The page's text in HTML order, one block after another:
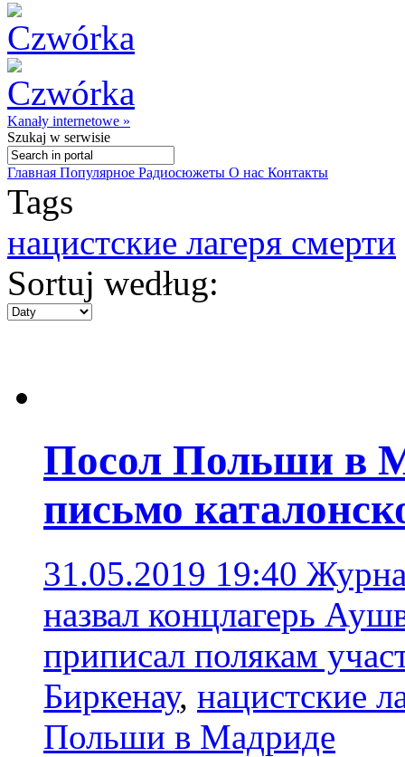
Kanały internetowe »
Szukaj w serwisie
Главная Популярное Радиосюжеты О нас Контакты
Tags
нацистские лагеря смерти
Sortuj według:
Посол Польши в
письмо
31.05.2019 19:40
назвал концлагерь
приписал полякам
Биркенау, нацистские
Польши в Мадриде